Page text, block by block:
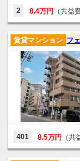
2 8.4万円 （共益
フ
賃貸マンション
401 8.5万円 （